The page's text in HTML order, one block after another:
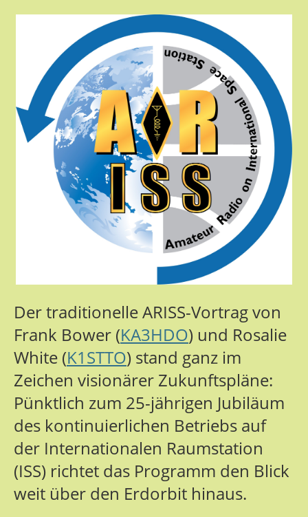
Der traditionelle ARISS-Vortrag von
Frank Bower (KA3HDO) und Rosalie
White (K1STTO) stand ganz im
Zeichen visionärer Zukunftspläne:
Pünktlich zum 25-jährigen Jubiläum
des kontinuierlichen Betriebs auf
der Internationalen Raumstation
(ISS) richtet das Programm den Blick
weit über den Erdorbit hinaus.